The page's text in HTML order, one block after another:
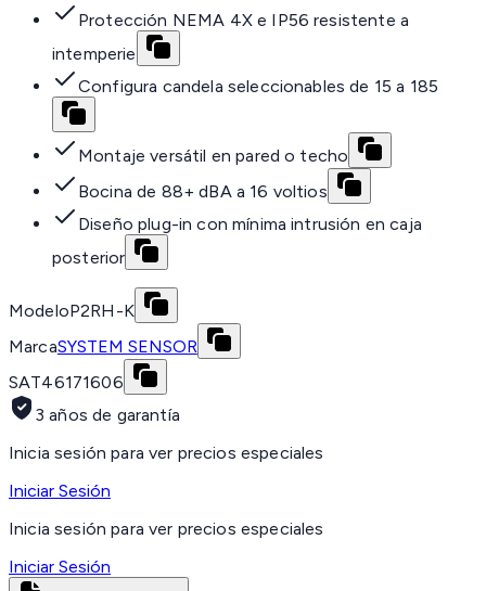
Protección NEMA 4X e IP56 resistente a
intemperie
Configura candela seleccionables de 15 a 185
Montaje versátil en pared o techo
Bocina de 88+ dBA a 16 voltios
Diseño plug-in con mínima intrusión en caja
posterior
ModeloP2RH-K
MarcaSYSTEM SENSOR
SAT46171606
3 años de garantía
Inicia sesión para ver precios especiales
Iniciar Sesión
Inicia sesión para ver precios especiales
Iniciar Sesión